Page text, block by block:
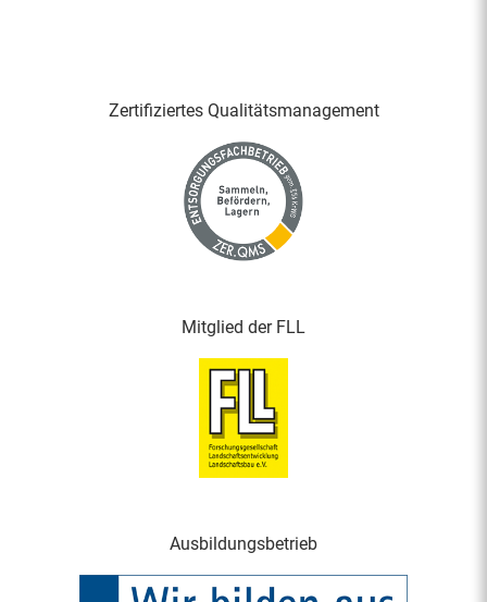
Zertifiziertes Qualitäts­management
Mitglied der FLL
Ausbildungsbetrieb